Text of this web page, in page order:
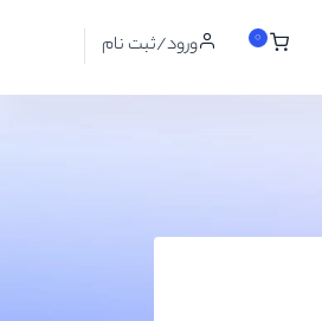
0 ورود/ثبت نام